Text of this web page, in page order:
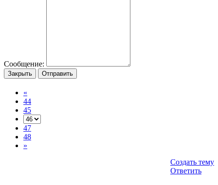
Сообщение:
Закрыть Отправить
«
44
45
47
48
»
Создать тему
Ответить